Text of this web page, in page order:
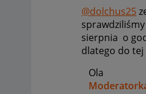
@dolchus25
sierpnia o
dlatego do tej
Ola